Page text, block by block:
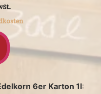
6er Karton 1l: